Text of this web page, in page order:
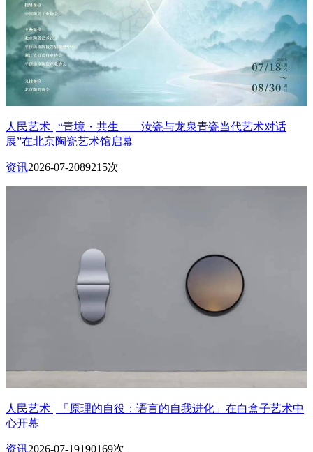
人民艺术 | “青境・共生——汝瓷与龙泉青瓷当代艺术对话
展”在北京陶瓷艺术馆启幕
资讯2026-07-2089215次
人民艺术 | 「原理的自役：语言的自我进化」在白盒子艺术中
心开幕
资讯2026-07-19190169次